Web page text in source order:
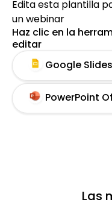
Edita esta plantilla
un webinar
Haz clic en la
editar
Google
PowerPoint
Las